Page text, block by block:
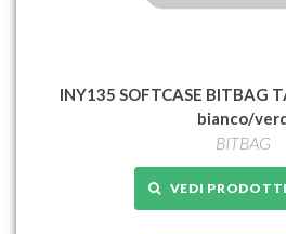
INY135 SOFTCASE BITBAG
bianco/
BITBAG
VEDI